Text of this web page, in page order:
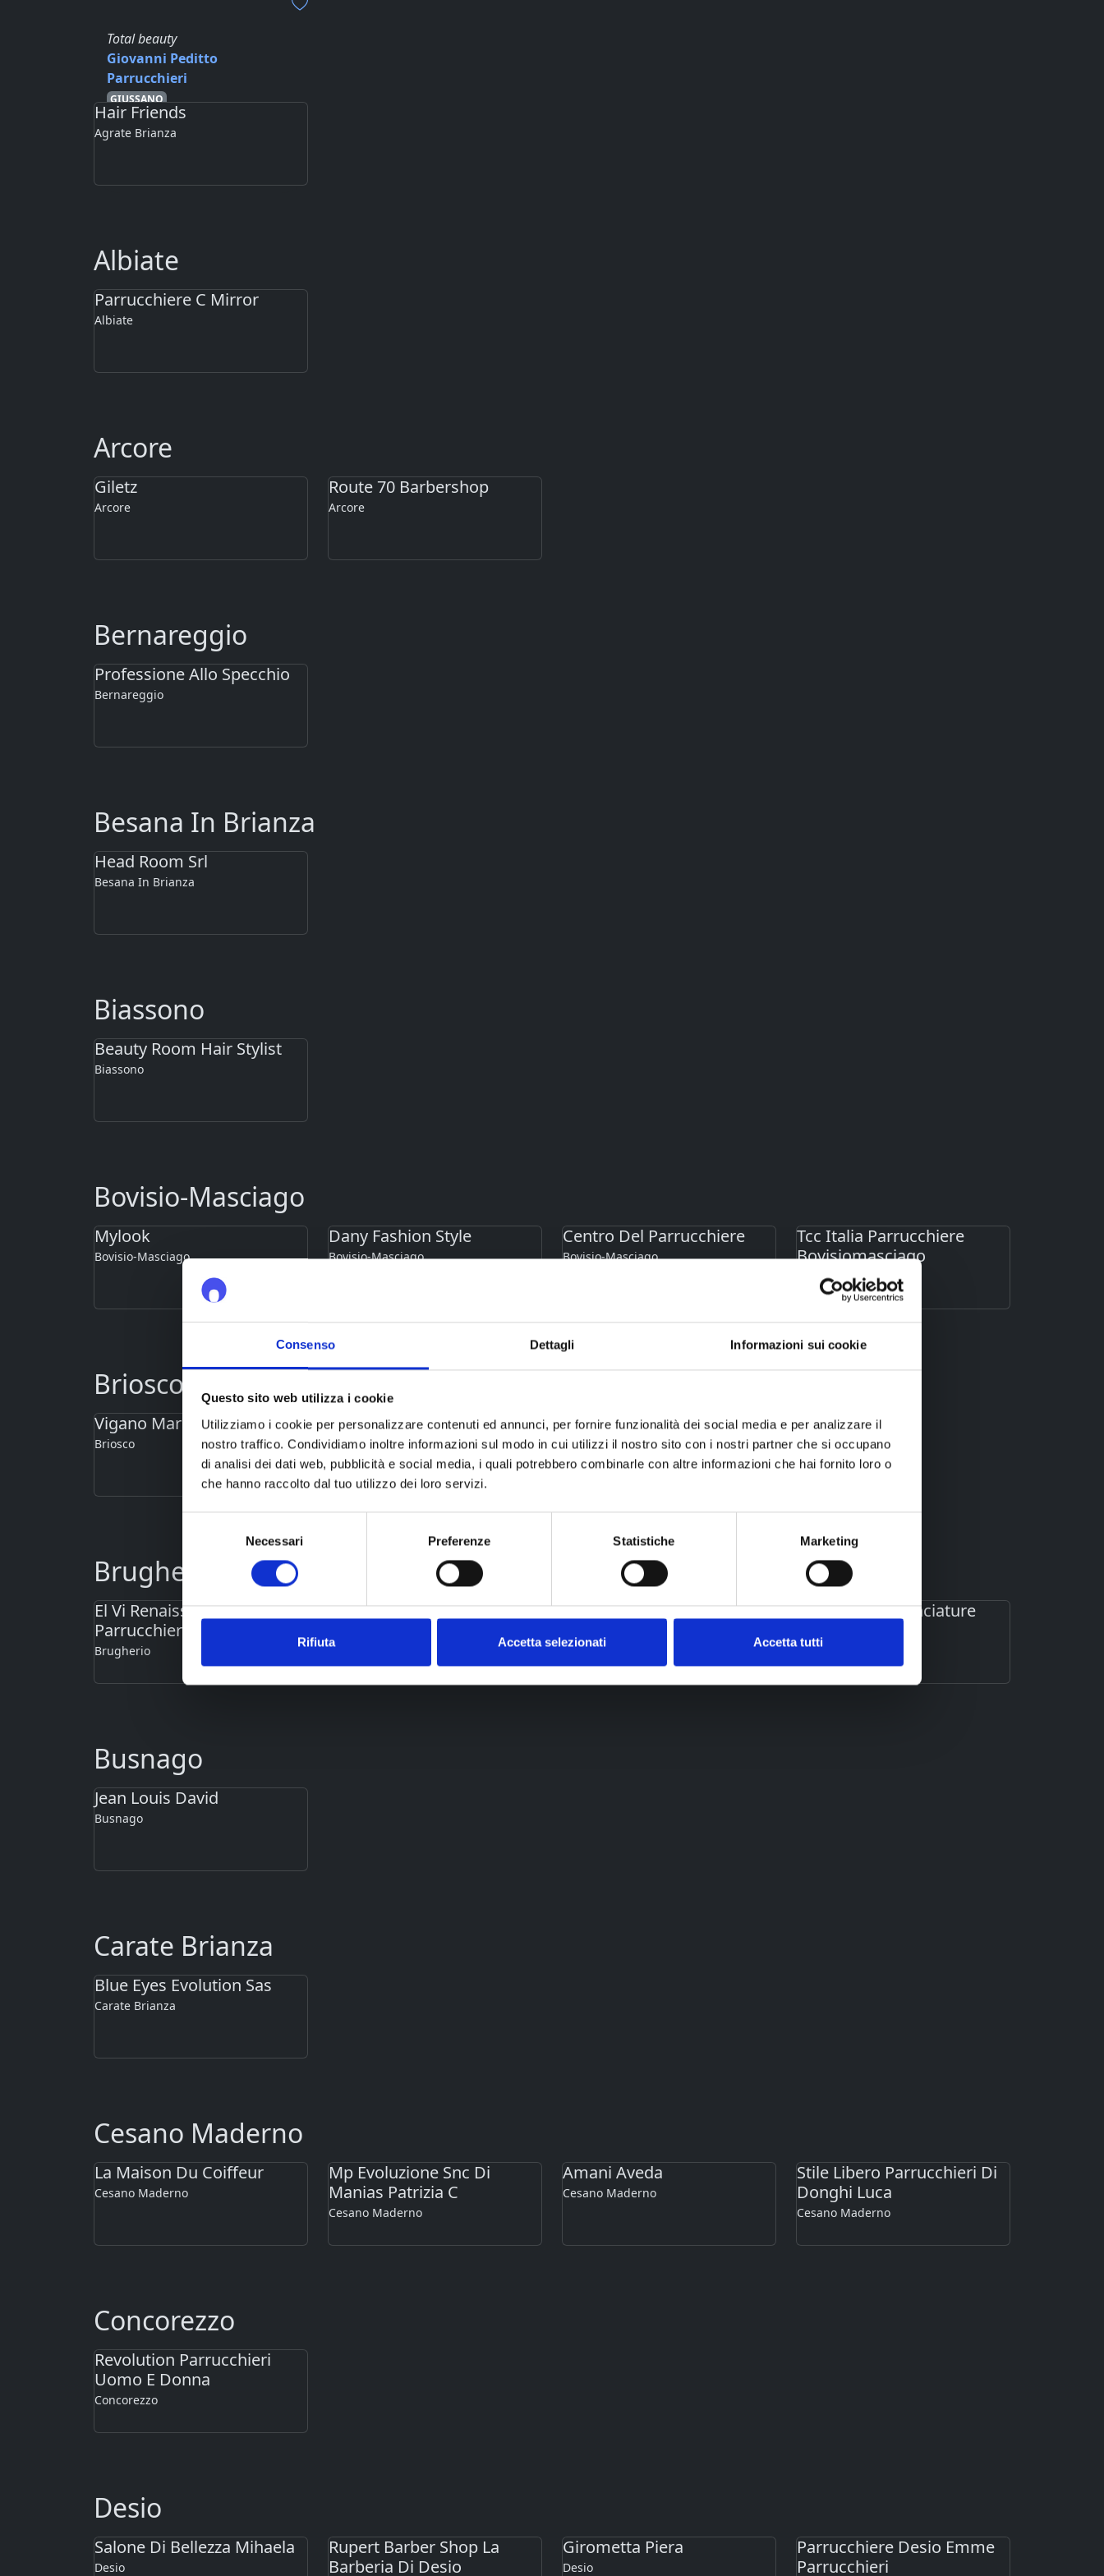
Consenso Dettagli Informazioni sui cookie
Questo sito web utilizza i cookie
Utilizziamo i cookie per personalizzare contenuti ed annunci, per fornire funzionalità dei social media e per analizzare il
nostro traffico. Condividiamo inoltre informazioni sul modo in cui utilizzi il nostro sito con i nostri partner che si occupano
di analisi dei dati web, pubblicità e social media, i quali potrebbero combinarle con altre informazioni che hai fornito loro o
che hanno raccolto dal tuo utilizzo dei loro servizi.
Necessari Preferenze Statistiche Marketing
Rifiuta Accetta selezionati Accetta tutti
Total beauty
Giovanni Peditto
Parrucchieri
GIUSSANO
#Uomo #Donna #Barba
#Capelli #Manicure #Trucco
Agrate Brianza
Hair Friends
Agrate Brianza
Albiate
Parrucchiere C Mirror
Albiate
Arcore
Giletz
Arcore
Route 70 Barbershop
Arcore
Bernareggio
Professione Allo Specchio
Bernareggio
Besana In Brianza
Head Room Srl
Besana In Brianza
Biassono
Beauty Room Hair Stylist
Biassono
Bovisio-Masciago
Mylook
Bovisio-Masciago
Dany Fashion Style
Bovisio-Masciago
Centro Del Parrucchiere
Bovisio-Masciago
Tcc Italia Parrucchiere
Bovisiomasciago
Bovisio-Masciago
Briosco
Vigano Mario
Briosco
Brugherio
El Vi Renaissance
Parrucchiere Centro
Brugherio
Soniaacconciature
Brugherio
Tracce Parrucchieri Stilelibero Acconciature
Busnago
Jean Louis David
Busnago
Carate Brianza
Blue Eyes Evolution Sas
Carate Brianza
Cesano Maderno
La Maison Du Coiffeur
Cesano Maderno
Mp Evoluzione Snc Di
Manias Patrizia C
Cesano Maderno
Amani Aveda
Cesano Maderno
Stile Libero Parrucchieri Di
Donghi Luca
Cesano Maderno
Concorezzo
Revolution Parrucchieri
Uomo E Donna
Concorezzo
Desio
Salone Di Bellezza Mihaela
Desio
Rupert Barber Shop La
Barberia Di Desio
Girometta Piera
Desio
Parrucchiere Desio Emme
Parrucchieri